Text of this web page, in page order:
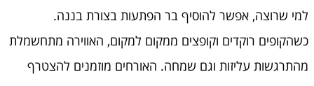
למי שרוצה, אפשר להוסיף בר הפתעות בצורת בננה.
כשהקופים רוקדים וקופצים ממקום למקום, האווירה מתחשמלת
מהתרגשות עליזות וגם שמחה. האורחים מוזמנים להצטרף